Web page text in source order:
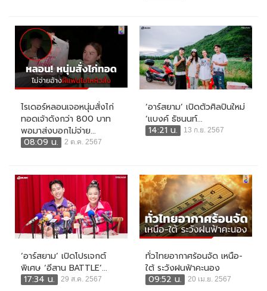
ไรเดอร์หลอนเจอหนุ่มสั่งไก่
ทอดเจ้าดังกว่า 800 บาท
พอมาส่งบอกไม่จ่าย...
08:09 น.
2 ต.ค. 2567
‘อาร์สยาม’ เปิดตัวศิลปินใหม่
‘แบงค์ ธัชนนท์...
14:21 น.
13 ก.ย. 2567
‘อาร์สยาม’ เปิดโปรเจกต์
พิเศษ ‘อีสาน BATTLE’...
17:34 น.
29 ส.ค. 2567
ทั่วไทยอากาศร้อนจัด เหนือ-
ใต้ ระวังฝนฟ้าคะนอง
09:52 น.
20 เม.ย. 2567